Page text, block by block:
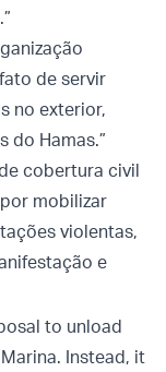
de servir
no exterior,
do Hamas.”
cobertura civil
mobilizar
violentas,
e
to unload
Instead, it